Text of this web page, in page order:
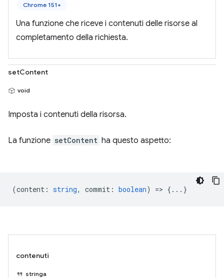
Chrome 151+
Una funzione che riceve i contenuti delle risorse al
completamento della richiesta.
setContent
void
Imposta i contenuti della risorsa.
La funzione setContent ha questo aspetto:
(content : string, commit : boolean) => {...}
contenuti
stringa